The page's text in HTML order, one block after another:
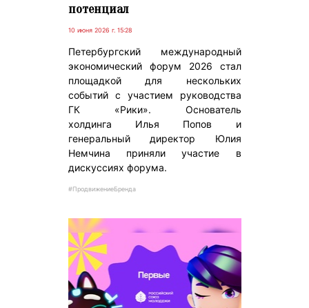
потенциал
10 июня 2026 г. 15:28
Петербургский международный
экономический форум 2026 стал
площадкой для нескольких
событий с участием руководства
ГК «Рики». Основатель
холдинга Илья Попов и
генеральный директор Юлия
Немчина приняли участие в
дискуссиях форума.
#ПродвижениеБренда